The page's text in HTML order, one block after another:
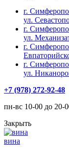
г.
ул.
г.
ул.
г.
г.
ул.
+7 (978) 272-92-48
пн-вс 10-00 до 20-
Закрыть
вина